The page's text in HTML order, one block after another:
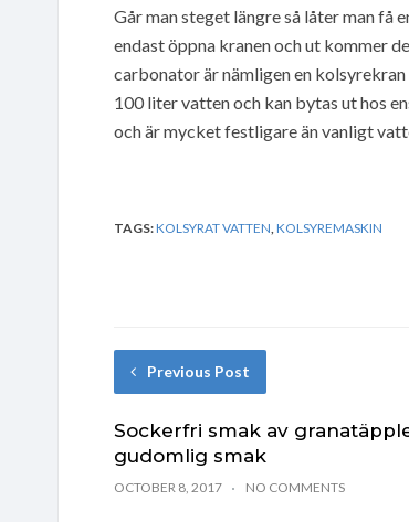
Går man steget längre så låter man få
endast öppna kranen och ut kommer
carbonator är nämligen en
100 liter vatten och kan bytas ut hos
och är mycket festligare än vanligt
TAGS:KOLSYRAT VATTEN KOLSYREMASKIN
Previous Post
Sockerfri smak av
gudomlig smak
OCTOBER 8, 2017 NO COMMENTS